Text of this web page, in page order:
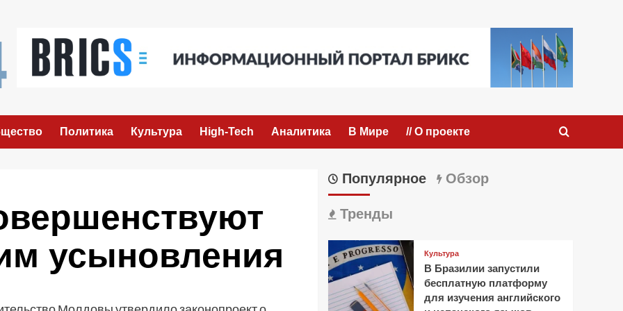
Политика Культура High-Tech Аналитика В Мире // О проекте
усыновления
Популярное Обзор
Тренды
Культура
В Бразилии запустили
бесплатную платформу
для изучения английского